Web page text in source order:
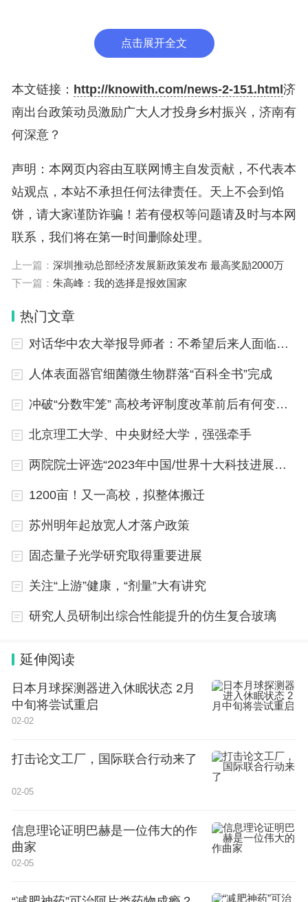
创新创业的“新农人”，乡村产业带头人达到1 万人以
上；二是培育一批扎根乡村的“新青年”，选培乡村好
年轻大学生回村创业、任职，实现每村至少有1名大
学生；三是培养一批躬耕田野的“土专家”，乡土科技
人才达到1000人以上，市级代表性技艺传承人达到2
50人以上；四是打造一批善治兴村的“领头雁”，回引
4000名左右在外人才充实进村班子，每个村常态化
保持3名以上村干部后备人选。
动员激励广大人才投身乡村振兴，关键还是“引得
来”“干得好”“沉得下”“留得住”。为此，《实施意见》
立足济南市实际，提出了21条措施。
聚焦“引得来”，健全开放型的人才招引下沉机制。明
确组建“乡村振兴海右智库”、健全在外优秀人才库、
开展创业团队招募合作行动、实施“海右菁英”助力乡
度。比如，将以区县为单位，统一建立在外企业家、
大学生、退役军人等“在外优秀人才库”，实行县乡村
名左右大学生志愿者到农业企业、农业产业园区等见
习实习或社会实践，引导年轻人向基层流动、在一线
聚焦“干得好”，健全多渠道的人才培育提升机制。提
徒”机制、健全现代农业产业技术体系、农业农村学
历教育、基层带头人领航培育工程等5项任务，加强
对各领域乡村人才的培训指导，促进能力提升。比
如，将建立以齐鲁乡村之星、“海右计划”乡村振兴人
育1000名优秀人才。再比如，将推动市属高职院校
成立职业农民学院、乡村振兴学院，整建制招收基层
聚焦“沉得下”，健全组团式的人才指导服务机制。包
括选派乡村振兴“科技顾问”“文化顾问”“金融专员”“法
治专员”以及设立“乡土人才技能大师工作室”、健全专
点击展开全文
本文链接： http://knowith.com/news-2-151.html 济
南出台政策动员激励广大人才投身乡村振兴，济南有
何深意？
声明：本网页内容由互联网博主自发贡献，不代表本
站观点，本站不承担任何法律责任。天上不会到馅
饼，请大家谨防诈骗！若有侵权等问题请及时与本网
联系，我们将在第一时间删除处理。
上一篇： 深圳推动总部经济发展新政策发布 最高奖励2000万
下一篇： 朱高峰：我的选择是报效国家
热门文章
对话华中农大举报导师者：不希望后来人面临同样情况
人体表面器官细菌微生物群落“百科全书”完成
冲破“分数牢笼” 高校考评制度改革前后有何变化？
北京理工大学、中央财经大学，强强牵手
两院院士评选“2023年中国/世界十大科技进展新闻”将于1月11日发布
1200亩！又一高校，拟整体搬迁
苏州明年起放宽人才落户政策
固态量子光学研究取得重要进展
关注“上游”健康，“剂量”大有讲究
研究人员研制出综合性能提升的仿生复合玻璃
延伸阅读
日本月球探测器进入休眠状态 2月
中旬将尝试重启
02-02
打击论文工厂，国际联合行动来了
02-05
信息理论证明巴赫是一位伟大的作
曲家
02-05